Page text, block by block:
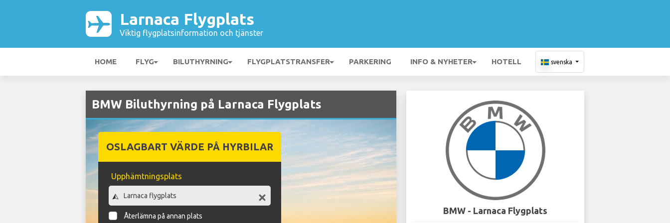
Larnaca Flygplats
Viktig flygplatsinformation och tjänster
HOME FLYG BILUTHYRNING FLYGPLATSTRANSFER PARKERING INFO & NYHETER HOTELL svenska
BMW Biluthyrning på Larnaca Flygplats
OSLAGBART VÄRDE PÅ HYRBILAR
Upphämtningsplats
Återlämna på annan plats
BMW - Larnaca Flygplats